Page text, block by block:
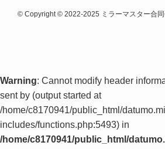
©Copyright © 2022-2025 ミラーマスター合
Warning: Cannot modify header
sent by (output started at
/home/c8170941/public_html/
includes/functions.php:5493) in
/home/c8170941/public_html/